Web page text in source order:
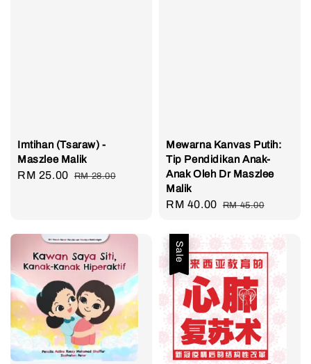
Imtihan (Tsaraw) -
Maszlee Malik
Sale
RM 25.00 Regular
RM 28.00
Mewarna Kanvas Putih:
Tip Pendidikan Anak-
Anak Oleh Dr Maszlee
Malik
Sale
RM 40.00 Regular
RM 45.00
Sale